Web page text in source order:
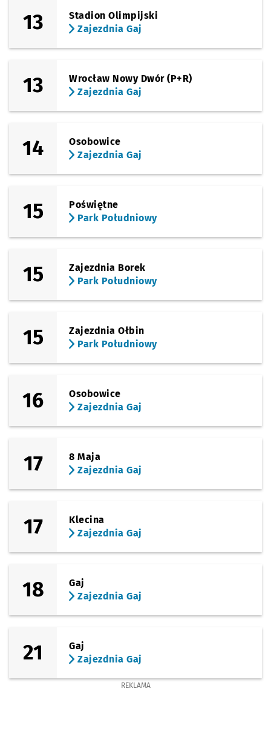
13
Stadion Olimpijski
Zajezdnia Gaj
13
Wrocław Nowy Dwór (P+R)
Zajezdnia Gaj
14
Osobowice
Zajezdnia Gaj
15
Poświętne
Park Południowy
15
Zajezdnia Borek
Park Południowy
15
Zajezdnia Ołbin
Park Południowy
16
Osobowice
Zajezdnia Gaj
17
8 Maja
Zajezdnia Gaj
17
Klecina
Zajezdnia Gaj
18
Gaj
Zajezdnia Gaj
21
Gaj
Zajezdnia Gaj
REKLAMA